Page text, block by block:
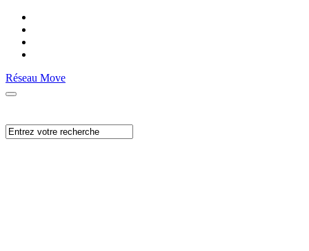
Réseau Move